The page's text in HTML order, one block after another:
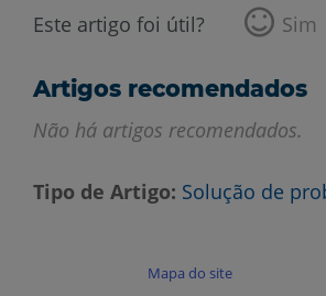
Este artigo foi útil? Sim
Artigos recomendados
Não há artigos recomendados.
Tipo de Artigo Solução de
Mapa do site